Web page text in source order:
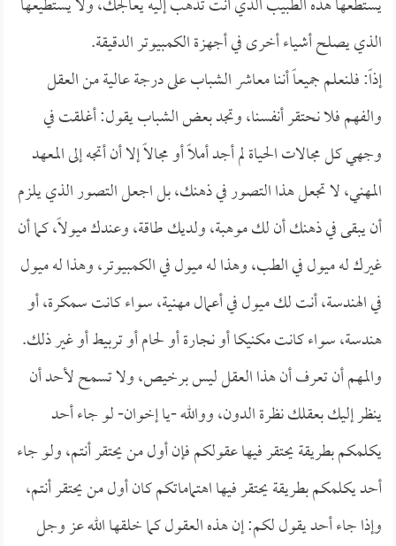
الذي يصلح أشياء أخرى في أجهزة الكمبيوتر الدقيقة.
إذاً: فلنعلم جميعاً أننا معاشر الشباب على درجة عالية من العقل
والفهم فلا نحتقر أنفسنا، وتجد بعض الشباب يقول: أغلقت في
وجهي كل مجالات الحياة لم أجد أملاً أو مجالاً إلا أن أتجه إلى المعهد
المهني، لا تجعل هذا التصور في ذهنك، بل اجعل التصور الذي يلزم
أن يبقى في ذهنك أن لك موهبة، ولديك طاقة، وعندك ميولاً، كما أن
غيرك له ميول في الطب، وهذا له ميول في الكمبيوتر، وهذا له ميول
في الهندسة، أنت لك ميول في أعمال مهنية، سواء كانت سمكرة، أو
هندسة، سواء كانت مكنيكا أو نجارة أو لحام أو تربيط أو غير ذلك.
والمهم أن تعرف أن هذا العقل ليس برخيص، ولا تسمح لأحد أن
ينظر إليك بعقلك نظرة الدون، ووالله -يا إخوان- لو جاء أحد
يكلمكم بطريقة يحتقر فيها عقولكم فإن أول من يحتقر أنتم، ولو جاء
أحد يكلمكم بطريقة يحتقر فيها اهتماماتكم كان أول من يحتقر أنتم،
وإذا جاء أحد يقول لكم: إن هذه العقول كما خلقها الله عز وجل